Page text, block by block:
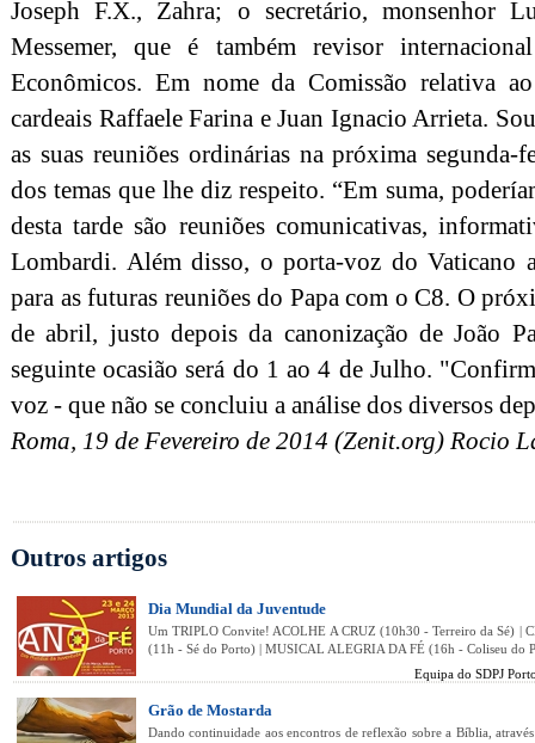
Joseph F.X., Zahra; o secretário, monsenhor
Messemer, que é também revisor
Econômicos. Em nome da Comissão relativa
cardeais Raffaele Farina e Juan Ignacio Arrieta.
as suas reuniões ordinárias na próxima segunda-
dos temas que lhe diz respeito. “Em suma,
desta tarde são reuniões comunicativas,
Lombardi. Além disso, o porta-voz do Vaticano
para as futuras reuniões do Papa com o C8. O
de abril, justo depois da canonização de João
seguinte ocasião será do 1 ao 4 de Julho.
voz - que não se concluiu a análise dos diversos
Roma, 19 de Fevereiro de 2014 (Zenit.org) Rocio
Outros artigos
Dia Mundial da Juventude
Equipa do SDPJ
Um TRIPLO Convite! ACOLHE A CRUZ (10h30 - Terreiro da Sé) |
(11h - Sé do Porto) | MUSICAL ALEGRIA DA FÉ (16h - Coliseu do
Grão de Mostarda
Dando continuidade aos encontros de reflexão sobre a Bíblia,